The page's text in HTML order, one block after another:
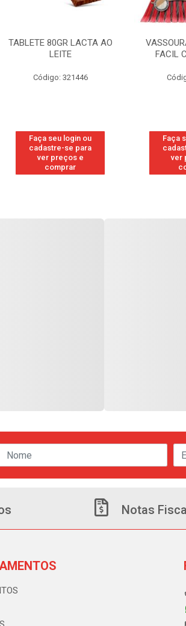
TABLETE 80GR LACTA AO
LEITE
Código: 321446
Faça seu login ou
cadastre-se para
ver preços e
comprar
FACIL
Faça
ver
Notas